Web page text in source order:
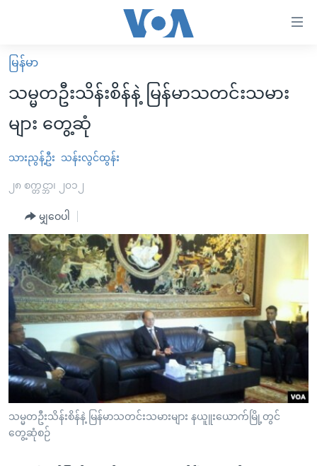
လွယ်ကူ
စေ
သည့်
Link
များ
ပင်မ
ကျော်
ကြည့်
ရန်
ပင်မ
ညွန်း
စာမျက်နှာ
သို့
ကြည့်
ရန်
မူလစာမျက်နှာ
မြန်မာ
ကမ္ဘာ့သတင်းများ
နိုင်ငံတကာ
အစ္စရေး-ပါလက်စတိုင်း
အင်္ဂလိပ်စာလေ့လာမယ်
အမေရိကန်သုံးအီဒီယံ
မကြေးမုံရဲ့ အင်္ဂလိပ်စာ
ရုပ်ရှင်ထဲက အင်္ဂလိပ်စာ
သုတပဒေသာ အင်္ဂလိပ်စာ
အပတ်စဉ်ကဏ္ဍများ
ရေဒီယို
တီဗွီ
ရေဒီယိုနှင့်ရုပ်သံ အချက်အလက်များ
ရေဒီယို/တီဗွီအစီအစဉ်
Learning English
ဗွီအိုအေ လူမှုကွန်ယက်များ
မြန်မာ
သမ္မတဦးသိန်းစိန်နဲ့ မြန်မာသတင်းသမား
များ တွေ့ဆုံ
သားညွန့်ဦး သန်းလွင်ထွန်း
၂၈ စက္တင္ဘာ၊ ၂၀၁၂
မျှဝေပါ
သမ္မတဦးသိန်းစိန်နဲ့ မြန်မာသတင်းသမားများ နယူူးယောက်မြို့တွင်
တွေ့ဆုံစဉ်